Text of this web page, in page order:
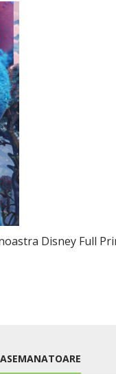
Disney Full